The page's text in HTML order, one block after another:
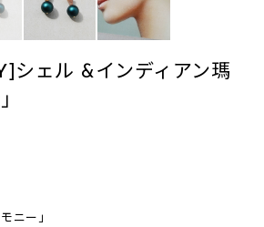
シェル &インディアン瑪
ニー」